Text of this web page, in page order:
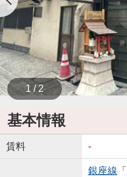
1 / 2
基本情報
賃料 -
銀座線 「